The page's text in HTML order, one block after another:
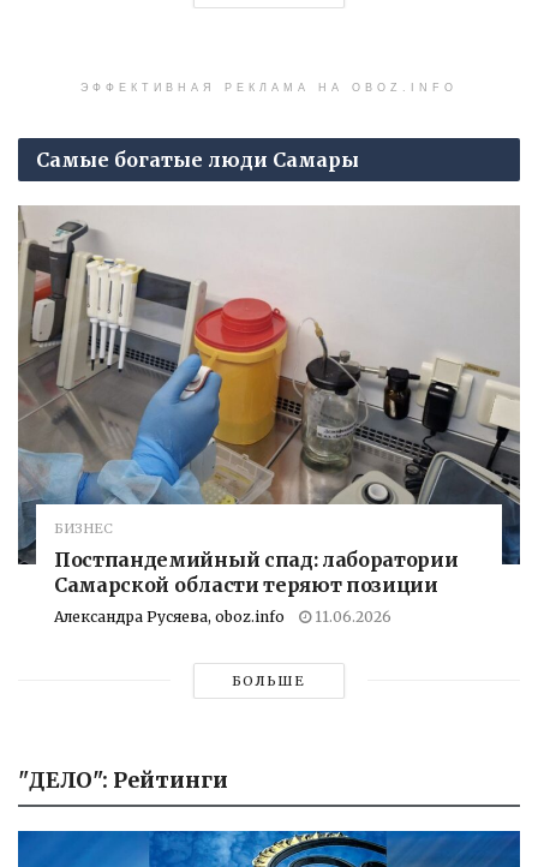
ЭФФЕКТИВНАЯ РЕКЛАМА НА OBOZ.INFO
Самые богатые люди Самары
БИЗНЕС
Постпандемийный спад: лаборатории
Самарской области теряют позиции
Александра Русяева, oboz.info 11.06.2026
БОЛЬШЕ
"ДЕЛО": Рейтинги